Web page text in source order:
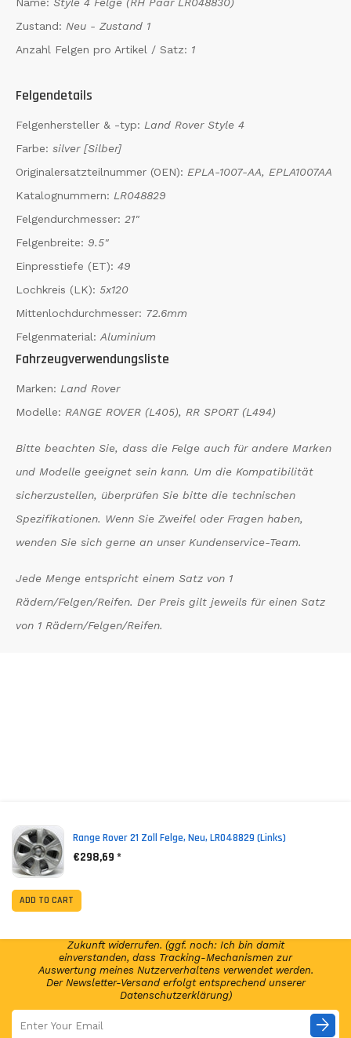
Zustand: Neu - Zustand 1
Anzahl Felgen pro Artikel / Satz: 1
Felgendetails
Felgenhersteller & -typ: Land Rover Style 4
Farbe: silver [Silber]
Originalersatzteilnummer (OEN): EPLA-1007-AA, EPLA1007AA
Katalognummern: LR048829
Felgendurchmesser: 21"
Felgenbreite: 9.5"
Einpresstiefe (ET): 49
Lochkreis (LK): 5x120
Mittenlochdurchmesser: 72.6mm
Felgenmaterial: Aluminium
Fahrzeugverwendungsliste
Marken: Land Rover
Modelle: RANGE ROVER (L405), RR SPORT (L494)
Bitte beachten Sie, dass die Felge auch für andere Marken
und Modelle geeignet sein kann. Um die Kompatibilität
sicherzustellen, überprüfen Sie bitte die technischen
Spezifikationen. Wenn Sie Zweifel oder Fragen haben,
wenden Sie sich gerne an unser Kundenservice-Team.
Jede Menge entspricht einem Satz von 1
Rädern/Felgen/Reifen. Der Preis gilt jeweils für einen Satz
von 1 Rädern/Felgen/Reifen.
Range Rover 21 Zoll Felge, Neu, LR048829 (links)
€298,69 *
ADD TO CARTAbonniere jetzt unseren Newsletter und erhalte per E-
Mail regelmäßig Infos regelmäßig Infos und exklusive
Zukunft widerrufen. (ggf. noch: Ich bin damit
einverstanden, dass Tracking-Mechanismen zur
Auswertung meines Nutzerverhaltens verwendet werden.
Der Newsletter-Versand erfolgt entsprechend unserer
Datenschutzerklärung)
arrow_forward